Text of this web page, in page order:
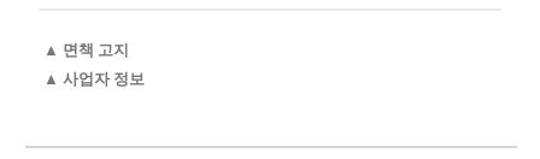
▲ 면책 고지
▲ 사업자 정보